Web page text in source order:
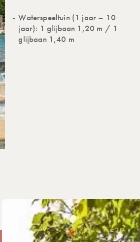
Waterspeeltuin (1 jaar – 10
jaar): 1 glijbaan 1,20 m / 1
glijbaan 1,40 m